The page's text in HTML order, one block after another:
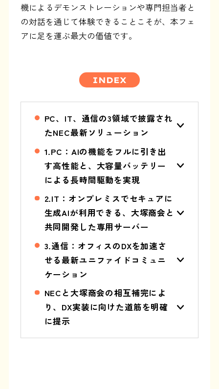
機によるデモンストレーションや専門担当者と
の対話を通じて体験できることこそが、本フェ
アに足を運ぶ最大の価値です。
INDEX
PC、IT、通信の3領域で披露され
たNEC最新ソリューション
1.PC：AIの機能をフルに引き出
す高性能と、大容量バッテリー
による長時間駆動を実現
2.IT：オンプレミスでセキュアに
生成AIが利用できる、大塚商会と
共同開発した専用サーバー
3.通信：オフィスのDXを加速さ
せる最新ユニファイドコミュニ
ケーション
NECと大塚商会の相互補完によ
り、DX実装に向けた道筋を明確
に提示